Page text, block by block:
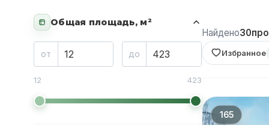
Общая площадь, м²
от до
12 423
Найдено30
Избранное
165